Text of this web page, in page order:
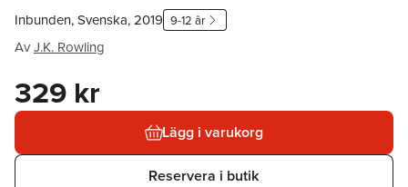
Inbunden, Svenska, 2019 9-12 år
AvJ.K. Rowling
329 kr
Lägg i varukorg
Reservera i butik